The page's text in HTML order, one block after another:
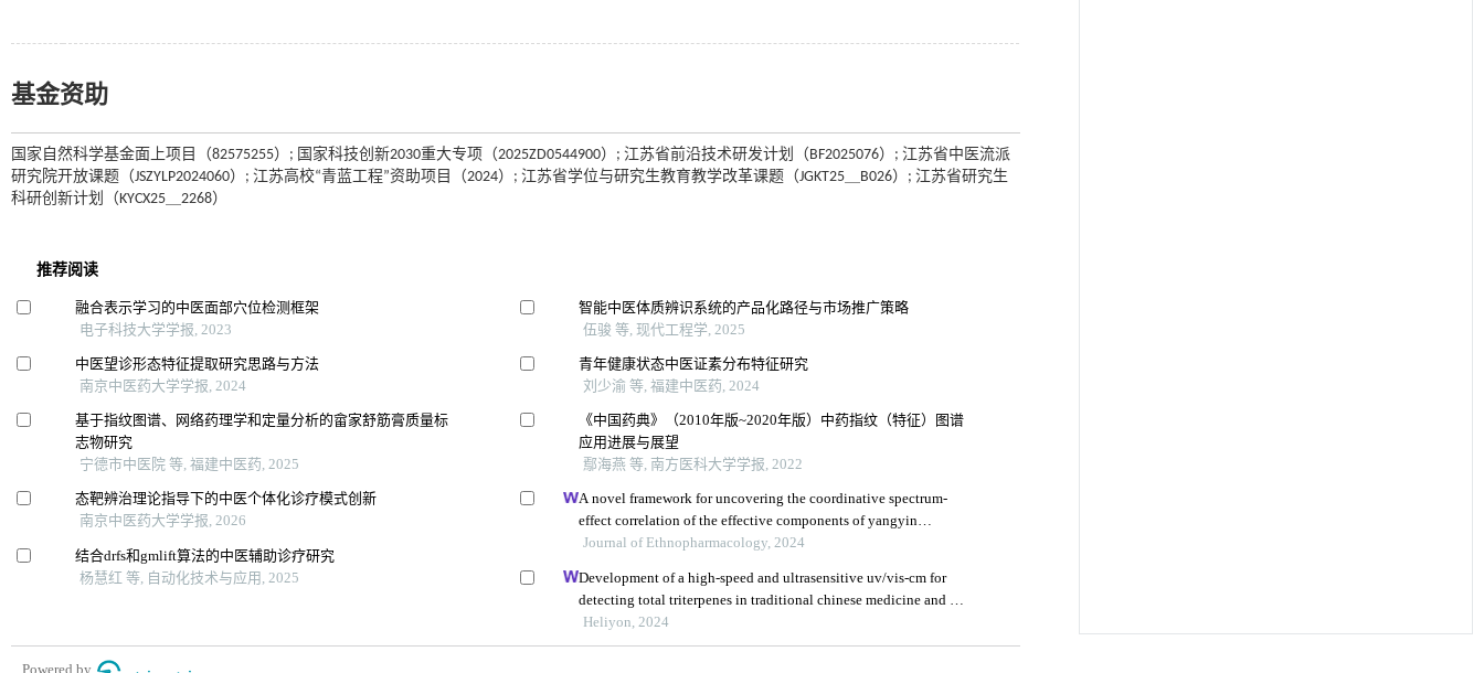
基金资助
国家自然科学基金面上项目（82575255）; 国家科技创新2030重大专项（2025ZD0544900）; 江苏省前沿技术研发计划（BF2025076）; 江苏省中医流派
研究院开放课题（JSZYLP2024060）; 江苏高校“青蓝工程”资助项目（2024）; 江苏省学位与研究生教育教学改革课题（JGKT25＿B026）; 江苏省研究生
科研创新计划（KYCX25＿2268）